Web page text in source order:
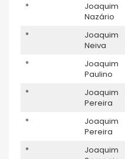
*
Joaquim
Nazário
*
Joaquim
Neiva
*
Joaquim
Paulino
*
Joaquim
Pereira
*
Joaquim
Pereira
*
Joaquim